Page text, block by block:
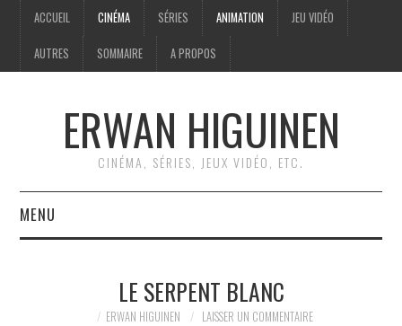
ACCUEIL CINÉMA SÉRIES ANIMATION JEU VIDÉO
AUTRES SOMMAIRE A PROPOS
ERWAN HIGUINEN
CINÉMA, SÉRIES, JEUX VIDÉO, ETC.
MENU
LE SERPENT BLANC
ERWAN HIGUINEN LAISSER UN COMMENTAIRE